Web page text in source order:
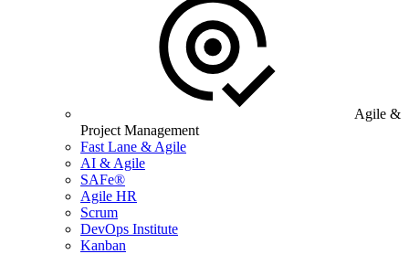
Agile &
Project Management
Fast Lane & Agile
AI & Agile
SAFe®
Agile HR
Scrum
DevOps Institute
Kanban